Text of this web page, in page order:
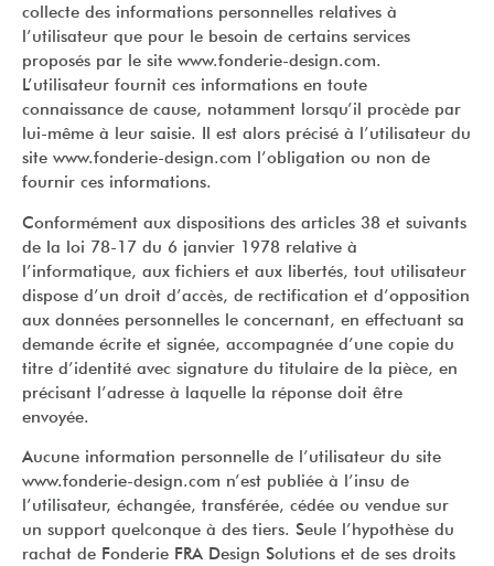
collecte des informations personnelles relatives à
l’utilisateur que pour le besoin de certains services
proposés par le site www.fonderie-design.com.
L’utilisateur fournit ces informations en toute
connaissance de cause, notamment lorsqu’il procède par
lui-même à leur saisie. Il est alors précisé à l’utilisateur du
site www.fonderie-design.com l’obligation ou non de
fournir ces informations.
Conformément aux dispositions des articles 38 et suivants
de la loi 78-17 du 6 janvier 1978 relative à
l’informatique, aux fichiers et aux libertés, tout utilisateur
dispose d’un droit d’accès, de rectification et d’opposition
aux données personnelles le concernant, en effectuant sa
demande écrite et signée, accompagnée d’une copie du
titre d’identité avec signature du titulaire de la pièce, en
précisant l’adresse à laquelle la réponse doit être
envoyée.
Aucune information personnelle de l’utilisateur du site
www.fonderie-design.com n’est publiée à l’insu de
l’utilisateur, échangée, transférée, cédée ou vendue sur
un support quelconque à des tiers. Seule l’hypothèse du
rachat de Fonderie FRA Design Solutions et de ses droits